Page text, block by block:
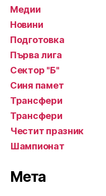
Медии
Новини
Подготовка
Първа лига
Сектор "Б"
Синя памет
Трансфери
Трансфери
Честит празник
Шампионат
Мета